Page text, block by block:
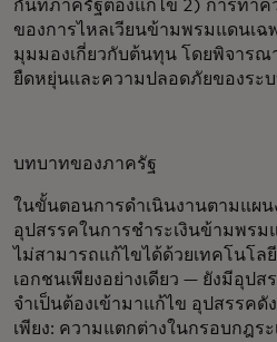
กันที่ภาครัฐต้องแก้ไข 2) การทำค
ของการไหลเวียนข้ามพรมแดนเฉ
มุมมองเกี่ยวกับต้นทุน โดยพิจาร
ยืดหยุ่นและความปลอดภัยของระบ
บทบาทของภาครัฐ
ในขั้นตอนการดำเนินงานตามแผ
อุปสรรคในการชำระเงินข้ามพร
ไม่สามารถแก้ไขได้ด้วยเทคโนโล
เอกชนเพียงอย่างเดียว — ยังมีอุป
จำเป็นต้องเข้ามาแก้ไข อุปสรรคดั
เพียง: ความแตกต่างในกรอบกฎร